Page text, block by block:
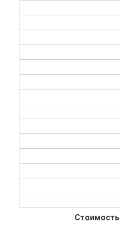
Стоимость